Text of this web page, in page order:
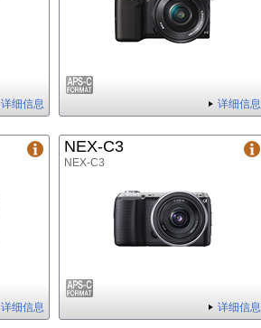
详细信息 详细信息
详细信息
NEX-C3
NEX-C3
详细信息